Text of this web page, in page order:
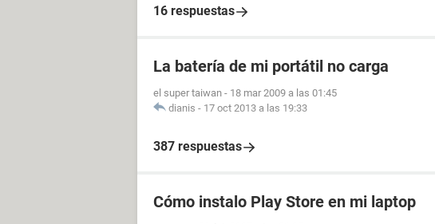
16 respuestas
La batería de mi portátil no carga
el super taiwan - 18 mar 2009 a las 01:45
dianis - 17 oct 2013 a las 19:33
387 respuestas
Cómo instalo Play Store en mi laptop